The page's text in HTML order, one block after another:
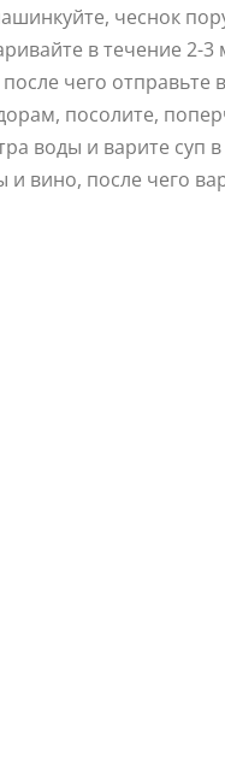
чеснок
в течение 2-
чего отправьте
посолите,
воды и варите суп
вино, после чего